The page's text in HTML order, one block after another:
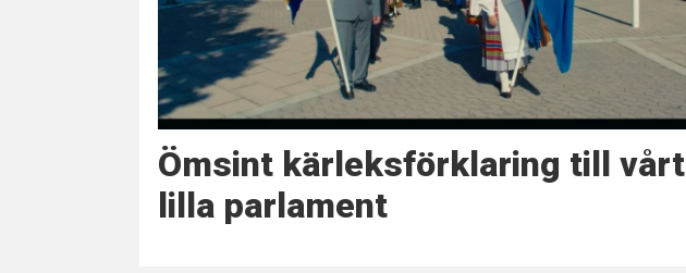
Ömsint kärleksförklaring till vårt
lilla parlament